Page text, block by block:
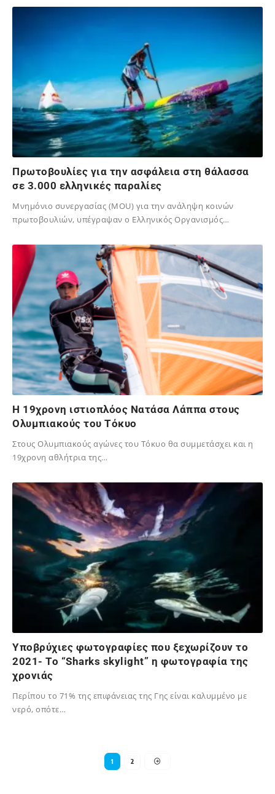
Πρωτοβουλίες για την ασφάλεια στη θάλασσα
σε 3.000 ελληνικές παραλίες
Μνημόνιο συνεργασίας (MOU) για την ανάληψη κοινών
πρωτοβουλιών, υπέγραψαν ο Ελληνικός Οργανισμός…
Η 19χρονη ιστιοπλόος Νατάσα Λάππα στους
Ολυμπιακούς του Τόκυο
Στους Ολυμπιακούς αγώνες του Τόκυο θα συμμετάσχει και η
19χρονη αθλήτρια της…
Υποβρύχιες φωτογραφίες που ξεχωρίζουν το
2021- Το “Sharks skylight” η φωτογραφία της
χρονιάς
Περίπου το 71% της επιφάνειας της Γης είναι καλυμμένο με
νερό, οπότε…
1 2